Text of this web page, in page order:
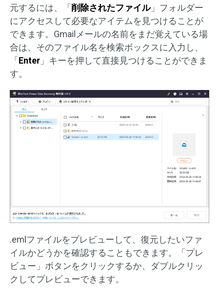
元するには、「削除されたファイル」フォルダー
にアクセスして必要なアイテムを見つけることが
できます。Gmailメールの名前をまだ覚えている場
合は、そのファイル名を検索ボックスに入力し、
「Enter 」キーを押して直接見つけることができま
す。
.emlファイルをプレビューして、復元したいファ
イルかどうかを確認することもできます。「プレ
ビュー」ボタンをクリックするか、ダブルクリッ
クしてプレビューできます。